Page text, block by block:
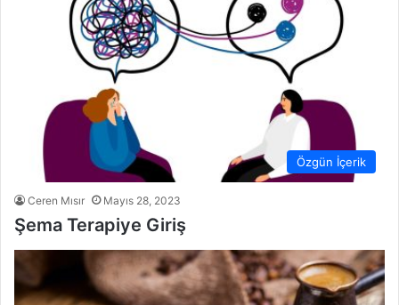
Özgün İçerik
Ceren Mısır Mayıs 28, 2023
Şema Terapiye Giriş